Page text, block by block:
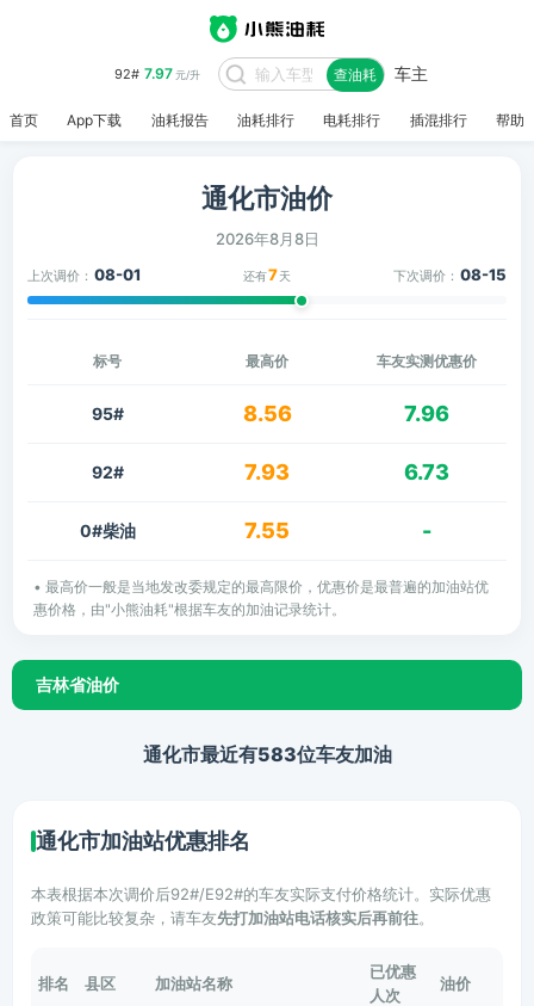
92# 7.97元/升 查油耗 车主
首页 App下载 油耗报告 油耗排行 电耗排行 插混排行 帮助
通化市油价
2026年8月8日
上次调价： 08-01 还有7天 下次调价： 08-15
标号 最高价 车友实测优惠价
95# 8.56 7.96
92# 7.93 6.73
0#柴油 7.55 -
• 最高价一般是当地发改委规定的最高限价，优惠价是最普遍的加油站优
惠价格，由"小熊油耗"根据车友的加油记录统计。
吉林省油价
通化市最近有583位车友加油
通化市加油站优惠排名
本表根据本次调价后92#/E92#的车友实际支付价格统计。实际优惠
政策可能比较复杂，请车友先打加油站电话核实后再前往。
排名 县区 加油站名称
已优惠
人次
油价